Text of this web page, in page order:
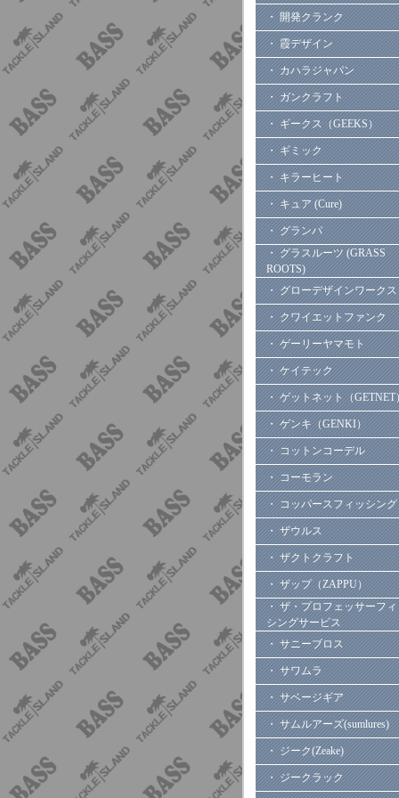
・ 開発クランク
・ 霞デザイン
・ カハラジャパン
・ ガンクラフト
・ ギークス（GEEKS）
・ ギミック
・ キラーヒート
・ キュア (Cure)
・ グランパ
・ グラスルーツ (GRASS
ROOTS)
・ グローデザインワークス
・ クワイエットファンク
・ ゲーリーヤマモト
・ ケイテック
・ ゲットネット（GETNET
・ ゲンキ（GENKI）
・ コットンコーデル
・ コーモラン
・ コッパースフィッシング
・ ザウルス
・ ザクトクラフト
・ ザップ（ZAPPU）
・ ザ・プロフェッサーフ
シングサービス
・ サニーブロス
・ サワムラ
・ サベージギア
・ サムルアーズ(sumlures)
・ ジーク(Zeake)
・ ジークラック